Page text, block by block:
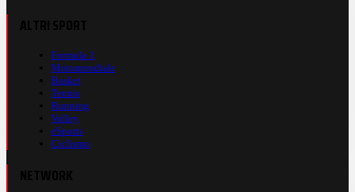
Formula 1
Motomondiale
Basket
Tennis
Running
Volley
eSports
Ciclismo